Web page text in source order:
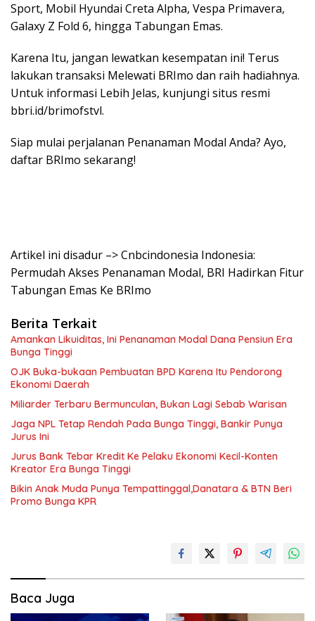
Sport, Mobil Hyundai Creta Alpha, Vespa Primavera,
Galaxy Z Fold 6, hingga Tabungan Emas.
Karena Itu, jangan lewatkan kesempatan ini! Terus
lakukan transaksi Melewati BRImo dan raih hadiahnya.
Untuk informasi Lebih Jelas, kunjungi situs resmi
bbri.id/brimofstvl.
Siap mulai perjalanan Penanaman Modal Anda? Ayo,
daftar BRImo sekarang!
Artikel ini disadur –> Cnbcindonesia Indonesia:
Permudah Akses Penanaman Modal, BRI Hadirkan Fitur
Tabungan Emas Ke BRImo
Berita Terkait
Amankan Likuiditas, Ini Penanaman Modal Dana Pensiun Era
Bunga Tinggi
OJK Buka-bukaan Pembuatan BPD Karena Itu Pendorong
Ekonomi Daerah
Miliarder Terbaru Bermunculan, Bukan Lagi Sebab Warisan
Jaga NPL Tetap Rendah Pada Bunga Tinggi, Bankir Punya
Jurus Ini
Jurus Bank Tebar Kredit Ke Pelaku Ekonomi Kecil-Konten
Kreator Era Bunga Tinggi
Bikin Anak Muda Punya Tempattinggal,Danatara & BTN Beri
Promo Bunga KPR
Baca Juga